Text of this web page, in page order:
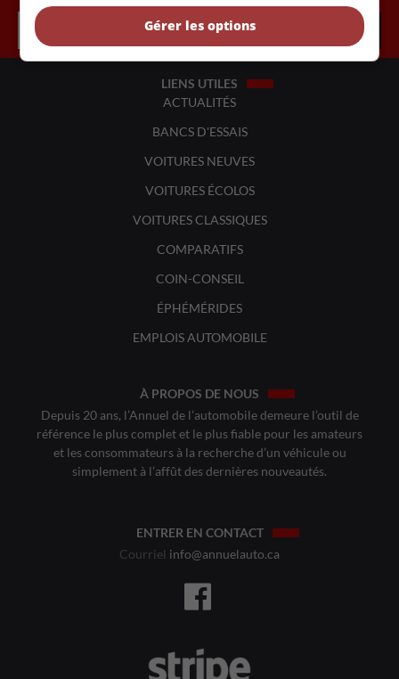
LIENS UTILES
ACTUALITÉS
BANCS D'ESSAIS
VOITURES NEUVES
VOITURES ÉCOLOS
VOITURES CLASSIQUES
COMPARATIFS
COIN-CONSEIL
ÉPHÉMÉRIDES
EMPLOIS AUTOMOBILE
À PROPOS DE NOUS
Depuis 20 ans, l’Annuel de l’automobile demeure l’outil de
référence le plus complet et le plus fiable pour les amateurs
et les consommateurs à la recherche d’un véhicule ou
simplement à l’affût des dernières nouveautés.
ENTRER EN CONTACT
Courriel info@annuelauto.ca
Gérer les options